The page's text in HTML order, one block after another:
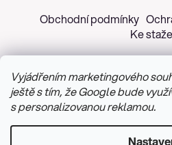
Vyjádřením marketingového
ještě s tím, že Google bude
s personalizovanou reklamou.
Obchodní podmínky
Ke
Upravit